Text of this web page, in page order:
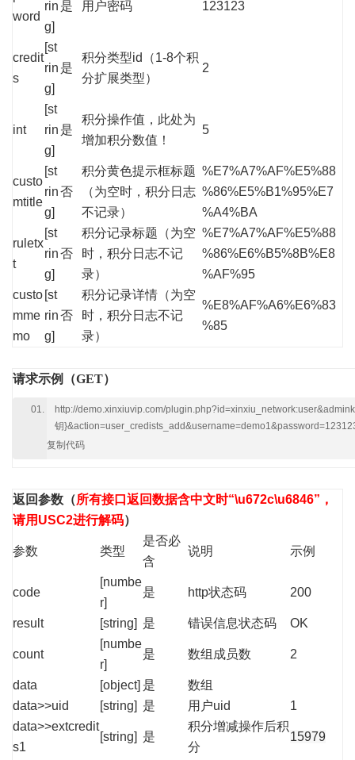
word
rin
g]
是 用户密码 123123
credit
s
[st
rin
g]
是
积分类型id（1-8个积
分扩展类型）
2
int
[st
rin
g]
是
积分操作值，此处为
增加积分数值！
5
custo
mtitle
[st
rin
g]
否
积分黄色提示框标题
（为空时，积分日志
不记录）
%E7%A7%AF%E5%88
%86%E5%B1%95%E7
%A4%BA
ruletx
t
[st
rin
g]
否
积分记录标题（为空
时，积分日志不记
录）
%E7%A7%AF%E5%88
%86%E6%B5%8B%E8
%AF%95
custo
mme
mo
[st
rin
g]
否
积分记录详情（为空
时，积分日志不记
录）
%E8%AF%A6%E6%83
%85
请求示例（GET）
http://demo.xinxiuvip.com/
钥
复制代码
返回参数 （所有接口返回数据含中文时“\u672c\u6846”，
请用USC2进行解码）
参数 类型
是否必
含
说明 示例
code
[numbe
r]
是 http状态码 200
result [string] 是 错误信息状态码 OK
count
[numbe
r]
是 数组成员数 2
data [object] 是
数组
data>>uid
[string] 是 用户uid
1
data>>extcredit
s1
[string] 是
积分增减操作后积
分
15979